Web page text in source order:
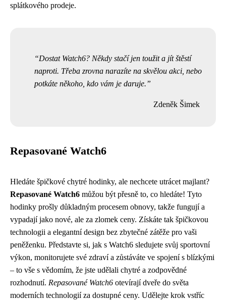
splátkového prodeje.
Dostat Watch6? Někdy stačí jen toužit a jít štěstí
naproti. Třeba zrovna narazíte na skvělou akci, nebo
potkáte někoho, kdo vám je daruje.
Zdeněk Šimek
Repasované Watch6
Hledáte špičkové chytré hodinky, ale nechcete utrácet majlant?
Repasované Watch6 můžou být přesně to, co hledáte! Tyto
hodinky prošly důkladným procesem obnovy, takže fungují a
vypadají jako nové, ale za zlomek ceny. Získáte tak špičkovou
technologii a elegantní design bez zbytečné zátěže pro vaši
peněženku. Představte si, jak s Watch6 sledujete svůj sportovní
výkon, monitorujete své zdraví a zůstáváte ve spojení s blízkými
– to vše s vědomím, že jste udělali chytré a zodpovědné
rozhodnutí. Repasované Watch6 otevírají dveře do světa
moderních technologií za dostupné ceny. Udělejte krok vstříc